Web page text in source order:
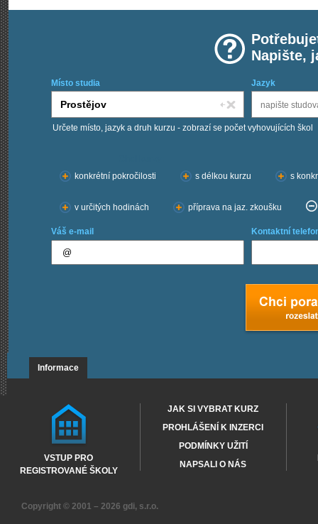
Napište,
Místo studia Jazyk
Určete místo, jazyk a druh kurzu - zobrazí se počet vyhovujících škol
konkrétní pokročilosti
s délkou kurzu s
v určitých hodinách příprava na jaz. zkoušku
Váš e-mail Kontaktní
Informace
VSTUP PRO
REGISTROVANÉ ŠKOLY
JAK SI VYBRAT KURZ
PROHLÁŠENÍ K INZERCI
PODMÍNKY UŽITÍ
NAPSALI O NÁS
Copyright © 2001 – 2026 gdi, s.r.o.